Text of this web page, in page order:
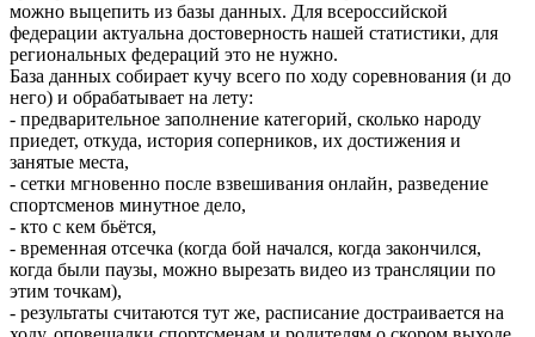
можно выцепить из базы данных. Для всероссийской
федерации актуальна достоверность нашей статистики, для
региональных федераций это не нужно.
База данных собирает кучу всего по ходу соревнования (и до
него) и обрабатывает на лету:
- предварительное заполнение категорий, сколько народу
приедет, откуда, история соперников, их достижения и
занятые места,
- сетки мгновенно после взвешивания онлайн, разведение
спортсменов минутное дело,
- кто с кем бьётся,
- временная отсечка (когда бой начался, когда закончился,
когда были паузы, можно вырезать видео из трансляции по
этим точкам),
- результаты считаются тут же, расписание достраивается на